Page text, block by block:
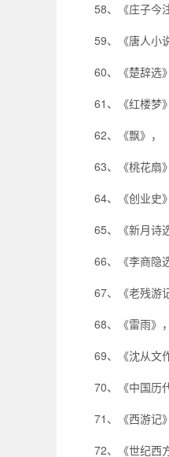
58、《庄子今注
59、《唐人小说
60、《楚辞选》
61、《红楼梦》
62、《飘》，（
63、《桃花扇》
64、《创业史》
65、《新月诗选
66、《李商隐选
67、《老残游记
68、《雷雨》，
69、《沈从文作
70、《中国历代
71、《西游记》
72、《世纪西方